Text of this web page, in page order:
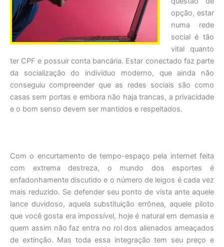
opção, estar
numa rede
social é tão
vital quanto
ter CPF e possuir conta bancária. Estar conectado faz parte
da socialização do indivíduo moderno, que ainda não
conseguiu compreender que as redes sociais são como
casas sem portas e embora não haja trancas, a privacidade
e o bom senso devem ser mantidos e respeitados.
Com o encurtamento de tempo-espaço pela internet feita
com extrema destreza, o mundo dos esportes é
enfadonhamente discutido e o número de leigos é cada vez
mais reduzido. Se defender seu ponto de vista ante aquele
lance duvidoso, aquela substituição errônea, aquele piloto
que você gosta era impossível, hoje é natural em demasia e
quem assim não faz entra no rol dos alienados ameaçados
de extinção. Mas toda essa integração tem seu preço e